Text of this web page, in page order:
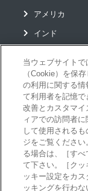
アメリカ
インド
グローバルソ
お役立ちコン
イベント
ニュース
お問い合わせ
メールマガジ
当ウェブサイト
（Cookie）を保
の利用に関する
て利用者を記憶
改善とカスタマ
ィアでの訪問者
して使用される
ジをご覧くださ
る場合は、［す
て下さい。［ク
ッキー設定をカ
ッキングを行わ